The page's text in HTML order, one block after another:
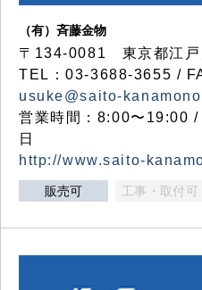
（有）斉藤金物
〒134-0081 東京都江戸
TEL：03-3688-3655 /
usuke@saito-
営業時間：8:00〜19:00 /
日
http://www.saito-
販売可 工事・取付可